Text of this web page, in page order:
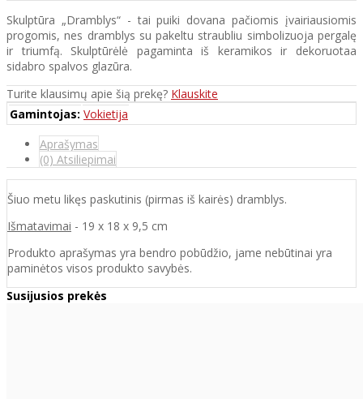
Skulptūra „Dramblys“ - tai puiki dovana pačiomis įvairiausiomis
progomis, nes dramblys su pakeltu straubliu simbolizuoja pergalę
ir triumfą. Skulptūrėlė pagaminta iš keramikos ir dekoruotaa
sidabro spalvos glazūra.
Turite klausimų apie šią prekę? Klauskite
Gamintojas: Vokietija
Aprašymas
(0) Atsiliepimai
Šiuo metu likęs paskutinis (pirmas iš kairės) dramblys.
Išmatavimai - 19 x 18 x 9,5 cm
Produkto aprašymas yra bendro pobūdžio, jame nebūtinai yra
paminėtos visos produkto savybės.
Susijusios prekės